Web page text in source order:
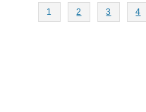
1 2 3 4